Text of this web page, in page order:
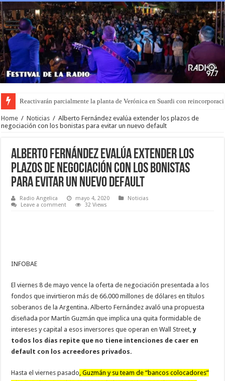
Zulma Lobato fue hallada en situación de calle en Entre Ríos: intentan
Home / Noticias / Alberto Fernández evalúa extender los plazos de
negociación con los bonistas para evitar un nuevo default
Alberto Fernández evalúa extender los
plazos de negociación con los bonistas
para evitar un nuevo default
Radio Angelica mayo 4, 2020
Noticias
Leave a comment
32 Views
INFOBAE
El viernes 8 de mayo vence la oferta de negociación presentada a los
fondos que invirtieron más de 66.000 millones de dólares en títulos
soberanos de la Argentina. Alberto Fernández avaló una propuesta
diseñada por Martín Guzmán que implica una quita formidable de
intereses y capital a esos inversores que operan en Wall Street,y
todos los días repite que no tiene intenciones de caer en
default con los acreedores privados.
Hasta el viernes pasado, Guzmán y su team de “bancos colocadores”